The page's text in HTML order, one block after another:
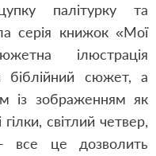
палітурку та
серія книжок «Мої
ілюстрація
біблійний сюжет, а
із зображенням як
світлий четвер,
- все це дозволить